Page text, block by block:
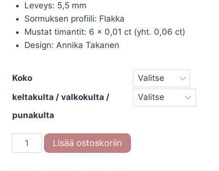
Leveys: 5,5 mm
Sormuksen profiili: Flakka
Mustat timantit: 6 x 0,01 ct (yht. 0,06 ct)
Design: Annika Takanen
Koko
keltakulta / valkokulta /
punakulta
Festive
Rautapuu
Lisää ostoskoriin